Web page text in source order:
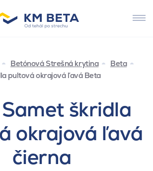
Betónová Strešná krytina
Beta
pultová okrajová ľavá Beta
škridla
okrajová ľavá
čierna